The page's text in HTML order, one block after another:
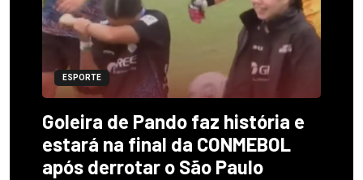
ESPORTE
Goleira de Pando faz história e
estará na final da CONMEBOL
após derrotar o São Paulo